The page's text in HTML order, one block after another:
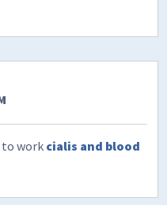
to work cialis and blood